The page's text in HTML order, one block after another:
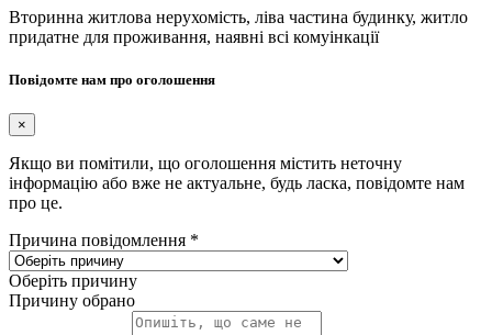
Вторинна житлова нерухомість, ліва частина будинку, житло
придатне для проживання, наявні всі комуінкації
Повідомте нам про оголошення
×
Якщо ви помітили, що оголошення містить неточну
інформацію або вже не актуальне, будь ласка, повідомте нам
про це.
Причина повідомлення *
Оберіть причину
Причину обрано